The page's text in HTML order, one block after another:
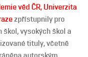
věd ČR, Univerzita
zpřístupnily pro
škol, vysokých škol a
tituly, včetně